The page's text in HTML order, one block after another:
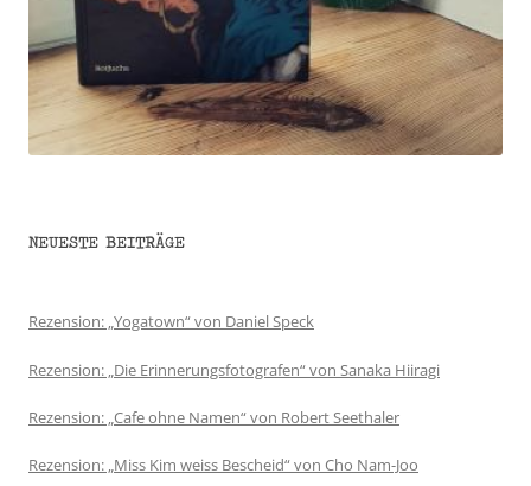
NEUESTE BEITRÄGE
Rezension: „Yogatown“ von Daniel Speck
Rezension: „Die Erinnerungsfotografen“ von Sanaka Hiiragi
Rezension: „Cafe ohne Namen“ von Robert Seethaler
Rezension: „Miss Kim weiss Bescheid“ von Cho Nam-Joo